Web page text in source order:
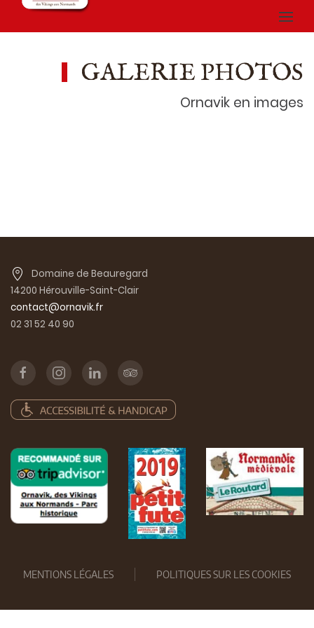
GALERIE PHOTOS
Ornavik en images
Domaine de Beauregard
14200 Hérouville-Saint-Clair
contact@ornavik.fr
02 31 52 40 90
MENTIONS LÉGALES POLITIQUES SUR LES COOKIES